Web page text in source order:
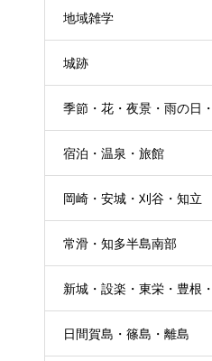
地域雑学
城跡
季節・花・夜景・雨の日
宿泊・温泉・旅館
岡崎・安城・刈谷・知立
常滑・知多半島南部
新城・設楽・東栄・豊根
日間賀島・篠島・離島